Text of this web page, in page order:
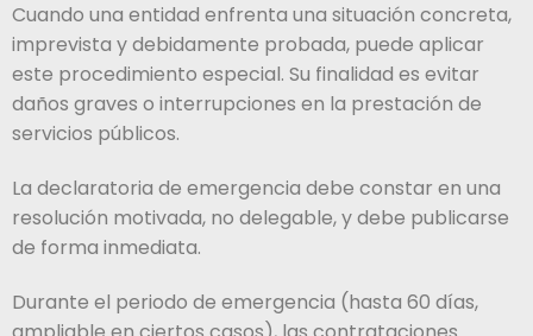
Cuando una entidad enfrenta una situación concreta,
imprevista y debidamente probada, puede aplicar
este procedimiento especial. Su finalidad es evitar
daños graves o interrupciones en la prestación de
servicios públicos.
La declaratoria de emergencia debe constar en una
resolución motivada, no delegable, y debe publicarse
de forma inmediata.
Durante el periodo de emergencia (hasta 60 días,